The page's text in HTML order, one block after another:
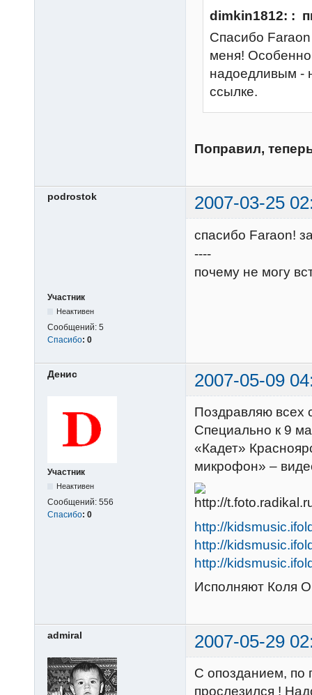
dimkin1812: :
Спасибо
меня!
надоедливым -
ссылке.
Поправил,
podrostok 2007-03-25
Участник
Неактивен
Сообщений: 5
Спасибо: 0
спасибо Faraon!
----
почему не могу
Денис 2007-05-09
Участник
Неактивен
Сообщений: 556
Спасибо: 0
Поздравляю всех
Специально к 9
«Кадет»
микрофон» –
http://
http://
http://
Исполняют Коля
admiral 2007-05-29
С опозданием, по
прослезился !